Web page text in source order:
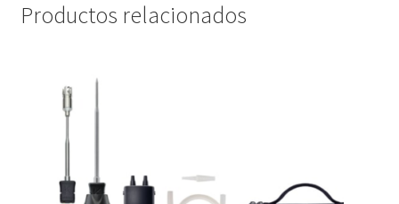
Productos relacionados